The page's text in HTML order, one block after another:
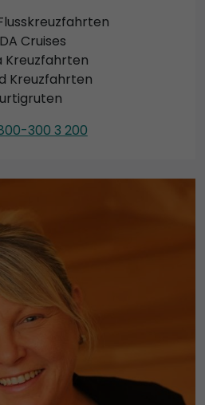
Cruises
Kreuzfahrten
Kreuzfahrten
300 3 200